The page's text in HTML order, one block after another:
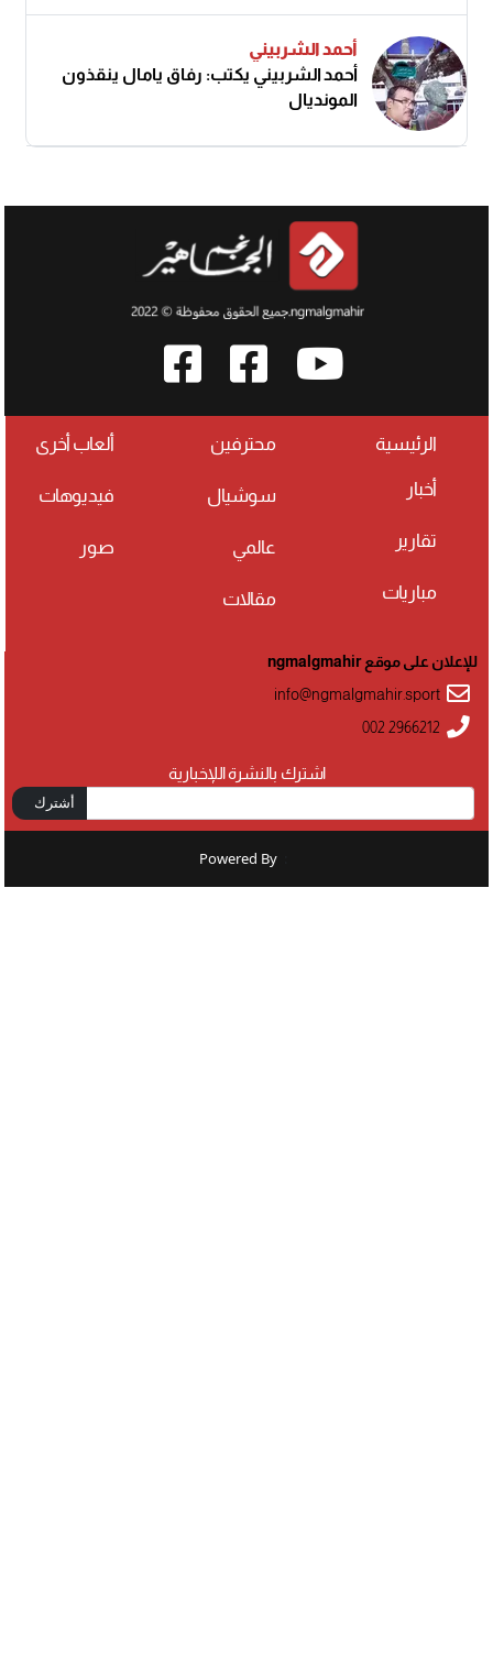
أحمد الشربيني
أحمد الشربيني يكتب: رفاق يامال ينقذون
المونديال
الرئيسية
أخبار
تقارير
مباريات
محترفين
سوشيال
عالمي
مقالات
ألعاب أخرى
فيديوهات
صور
اشترك بالنشرة اللإخبارية
أشترك
للإعلان على موقع ngmalgmahir
info@ngmalgmahir.sport
002 2966212
Powered By